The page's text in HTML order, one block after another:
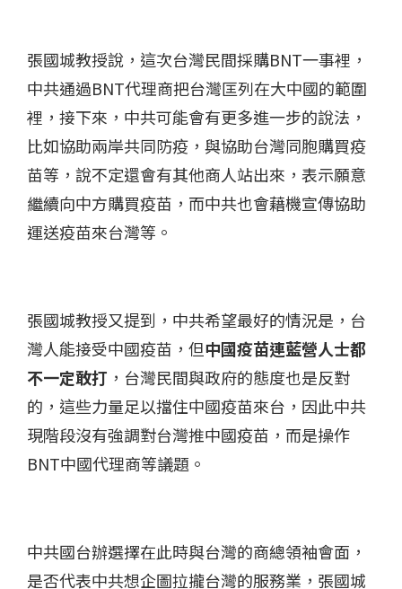
張國城教授說，這次台灣民間採購BNT一事裡，
中共通過BNT代理商把台灣匡列在大中國的範圍
裡，接下來，中共可能會有更多進一步的說法，
比如協助兩岸共同防疫，與協助台灣同胞購買疫
苗等，說不定還會有其他商人站出來，表示願意
繼續向中方購買疫苗，而中共也會藉機宣傳協助
運送疫苗來台灣等。
張國城教授又提到，中共希望最好的情況是，台
灣人能接受中國疫苗，但中國疫苗連藍營人士都
不一定敢打 ，台灣民間與政府的態度也是反對
的，這些力量足以擋住中國疫苗來台，因此中共
現階段沒有強調對台灣推中國疫苗，而是操作
BNT中國代理商等議題。
中共國台辦選擇在此時與台灣的商總領袖會面，
是否代表中共想企圖拉攏台灣的服務業，張國城